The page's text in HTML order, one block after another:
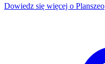
Dowiedz się więcej o Planszeo